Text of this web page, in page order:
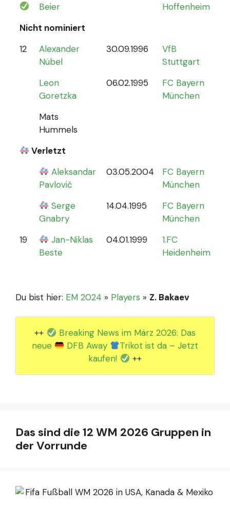
Beier
Hoffenheim
Nicht nominiert
12
Alexander
Nübel
30.09.1996
VfB
Stuttgart
Leon
Goretzka
06.02.1995
FC Bayern
München
Mats
Hummels
Verletzt
Aleksandar
Pavlović
03.05.2004
FC Bayern
München
Serge
Gnabry
14.04.1995
FC Bayern
München
19
Jan-Niklas
Beste
04.01.1999
1.FC
Heidenheim
Du bist hier: EM 2024 » Players » Z. Bakaev
++
Breaking News im März 2026: Das
neue
DFB Away
Trikot ist da – Jetzt
kaufen!
++
Das sind die 12 WM 2026 Gruppen in
der Vorrunde